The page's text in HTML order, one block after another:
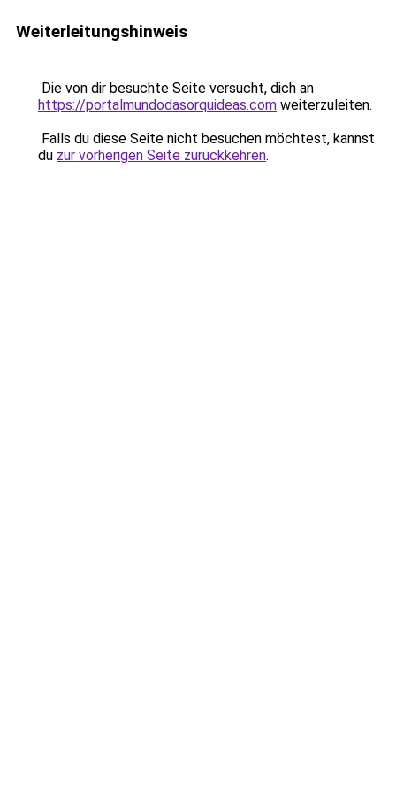
Weiterleitungshinweis
Die von dir besuchte Seite versucht, dich an
https://portalmundodasorquideas.com weiterzuleiten.
Falls du diese Seite nicht besuchen möchtest, kannst
du zur vorherigen Seite zurückkehren.